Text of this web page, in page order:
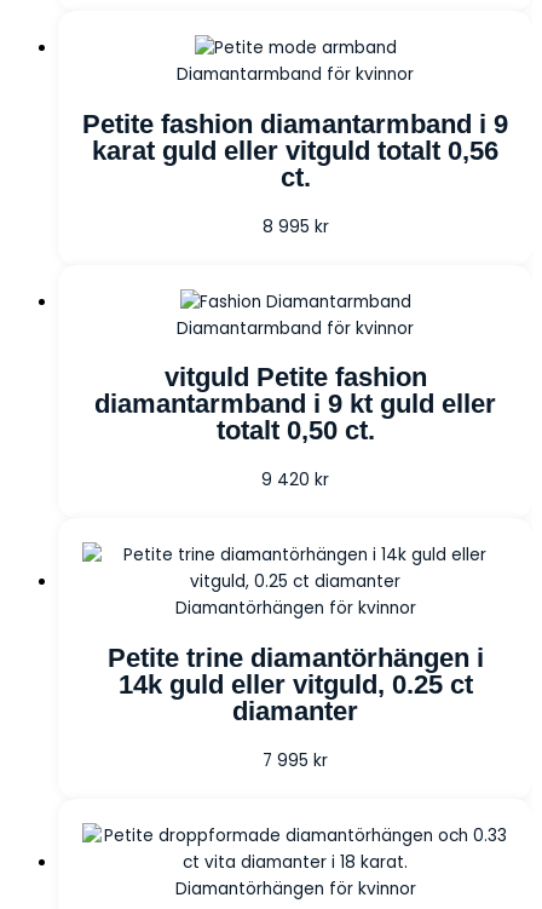
Diamantarmband för kvinnor
Petite fashion diamantarmband i 9
karat guld eller vitguld totalt 0,56
ct.
8 995 kr
Diamantarmband för kvinnor
vitguld Petite fashion
diamantarmband i 9 kt guld eller
totalt 0,50 ct.
9 420 kr
Diamantörhängen för kvinnor
Petite trine diamantörhängen i
14k guld eller vitguld, 0.25 ct
diamanter
7 995 kr
Diamantörhängen för kvinnor